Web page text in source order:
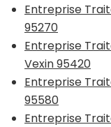
Entreprise
95270
Entreprise
Vexin 95420
Entreprise
95580
Entreprise